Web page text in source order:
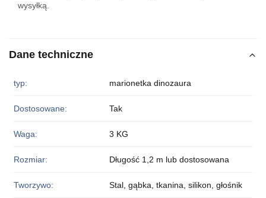
wysyłką.
Dane techniczne
typ: marionetka dinozaura
Dostosowane: Tak
Waga: 3 KG
Rozmiar: Długość 1,2 m lub dostosowana
Tworzywo: Stal, gąbka, tkanina, silikon, głośnik